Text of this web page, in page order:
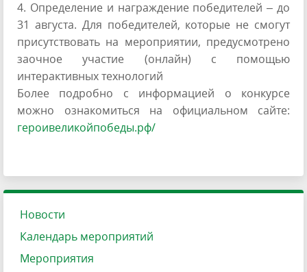
4. Определение и награждение победителей – до
31 августа. Для победителей, которые не смогут
присутствовать на мероприятии, предусмотрено
заочное участие (онлайн) с помощью
интерактивных технологий
Более подробно с информацией о конкурсе
можно ознакомиться на официальном сайте:
героивеликойпобеды.рф/
Новости
Календарь мероприятий
Мероприятия